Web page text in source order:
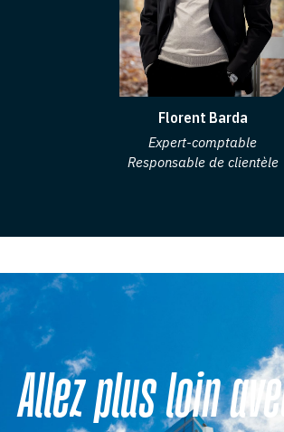
Florent Barda
Expert-comptable
Responsable de clientèle
Allez plus loin